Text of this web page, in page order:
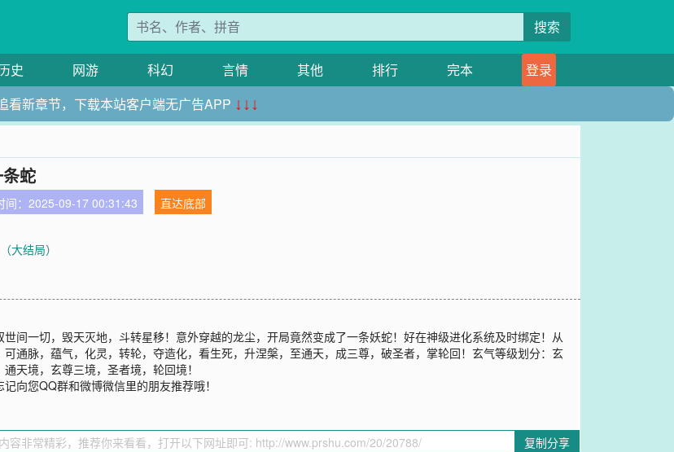
搜索
史 网游 科幻 言情 其他 排行 完本
登录
看新章节，下载本站客户端无广告APP ↓↓↓
蛇
间：2025-09-17 00:31:43
直达底部
大结局）
间一切，毁天灭地，斗转星移！意外穿越的龙尘，开局竟然变成了一条妖蛇！好在神级进化系统及时绑定！从
通脉，蕴气，化灵，转轮，夺造化，看生死，升涅槃，至通天，成三尊，破圣者，掌轮回！玄气等级划分：玄
天境，玄尊三境，圣者境，轮回境！
向您QQ群和微博微信里的朋友推荐哦！
复制分享